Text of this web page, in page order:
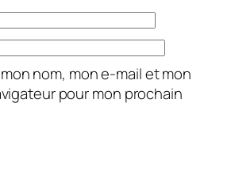
nom, mon e-mail et mon
pour mon prochain